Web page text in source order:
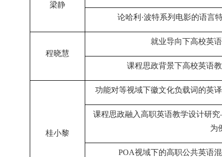
梁静
论哈利 ·波特系列电影的语言
程晓慧
就业导向下高校英
课程思政背景下高校英语
桂小黎
功能对等视域下徽文化负载词的英
课程思政融入高职英语教学设计研
为
POA视域下的高职公共英语